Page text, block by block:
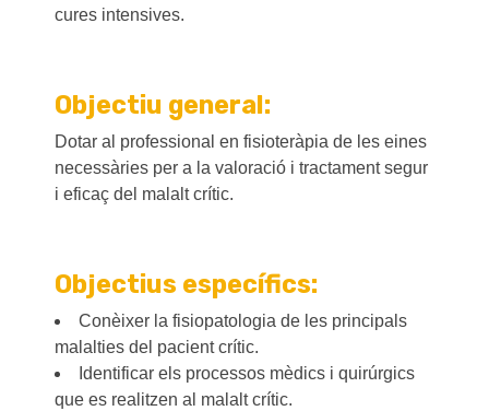
cures intensives.
Objectiu general:
Dotar al professional en fisioteràpia de les eines
necessàries per a la valoració i tractament segur
i eficaç del malalt crític.
Objectius específics:
Conèixer la fisiopatologia de les principals
malalties del pacient crític.
Identificar els processos mèdics i quirúrgics
que es realitzen al malalt crític.